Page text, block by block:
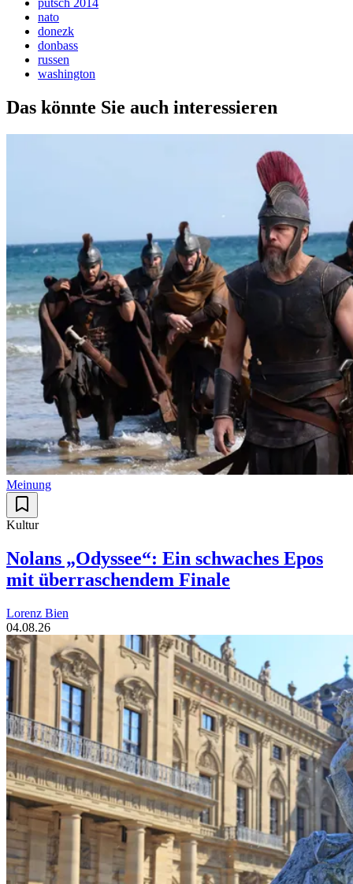
putsch 2014
nato
donezk
donbass
russen
washington
Das könnte Sie auch interessieren
Meinung
Kultur
Nolans „Odyssee“: Ein schwaches Epos
mit überraschendem Finale
Lorenz Bien
04.08.26